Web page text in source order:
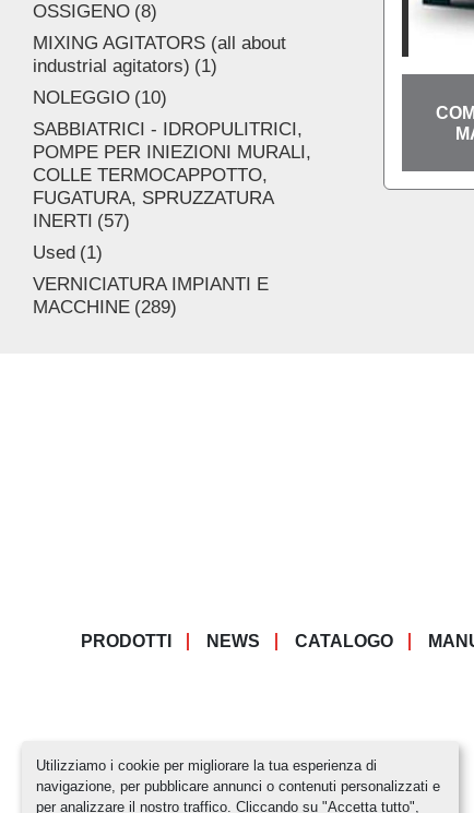
Utilizziamo i cookie per migliorare la tua esperienza di
navigazione, per pubblicare annunci o contenuti personalizzati e
per analizzare il nostro traffico. Cliccando su "Accetta tutto",
OSSIGENO 8
MIXING AGITATORS (all about
industrial agitators)
1
NOLEGGIO 10
SABBIATRICI - IDROPULITRICI,
POMPE PER INIEZIONI MURALI,
COLLE TERMOCAPPOTTO,
FUGATURA, SPRUZZATURA
INERTI
57
Used 1
VERNICIATURA IMPIANTI E
MACCHINE 289
PRODOTTI NEWS CATALOGO